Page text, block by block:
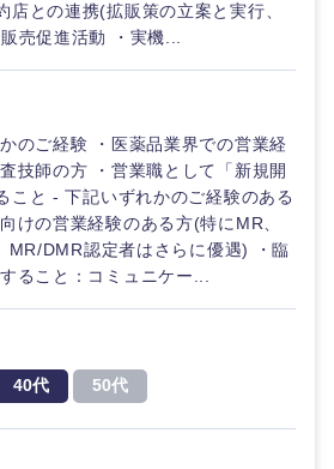
政策渉外
サービス・制作、ゲーム
り）
ルスケア・ライフサイエンス
流
栃木県
東京都
富山県
第二新卒
英語を活かす
海外勤務あり
社宅・家賃補助有
店との連携(拡販策の立案と実行、
売促進活動 ・実機...
のご経験 ・医薬品業界での営業経
技師の方 ・営業職として「新規開
こと - 下記いずれかのご経験のある
けの営業経験のある方(特にMR、
MR/DMR認定者はさらに優遇) ・臨
ること：コミュニケー...
40代 50代